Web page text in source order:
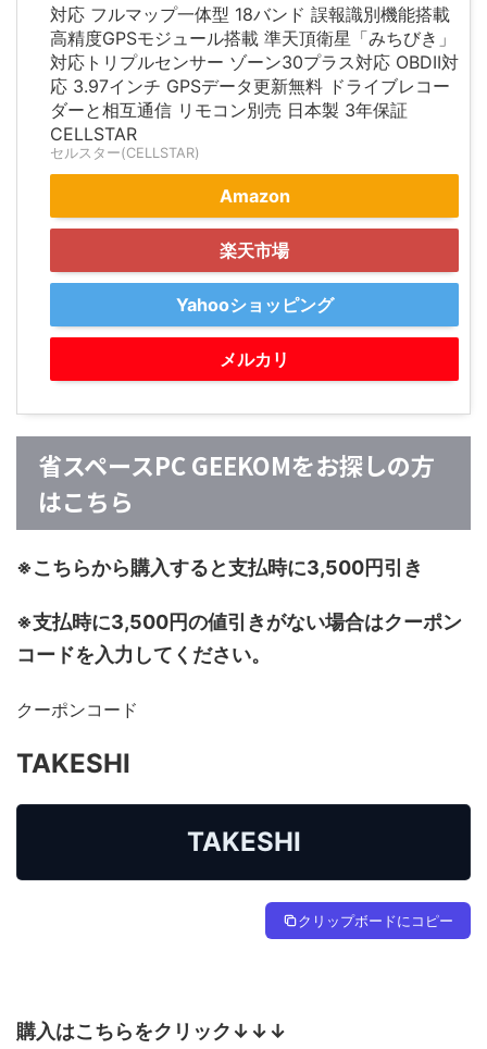
対応 フルマップ一体型 18バンド 誤報識別機能搭載
高精度GPSモジュール搭載 準天頂衛星「みちびき」
対応トリプルセンサー ゾーン30プラス対応 OBDII対
応 3.97インチ GPSデータ更新無料 ドライブレコー
ダーと相互通信 リモコン別売 日本製 3年保証
CELLSTAR
セルスター(CELLSTAR)
Amazon
楽天市場
Yahooショッピング
メルカリ
省スペースPC GEEKOMをお探しの方
はこちら
※こちらから購入すると支払時に3,500円引き
※支払時に3,500円の値引きがない場合はクーポン
コードを入力してください。
クーポンコード
TAKESHI
TAKESHI
クリップボードにコピー
購入はこちらをクリック↓↓↓